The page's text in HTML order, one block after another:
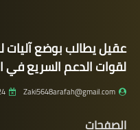
عقيل يطالب بوضع
لقوات الدعم السريع في
Zaki5648arafah@gmail.com
24
الصفحات